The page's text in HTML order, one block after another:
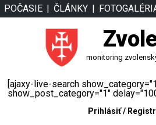
POČASIE ČLÁNKY
monitoring
[ajaxy-live-search
show_post_category="1"
Prihlásiť/